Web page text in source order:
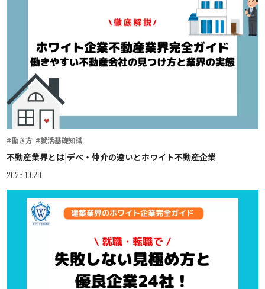
#働き方 #就活基礎知識
不動産業界とは|デベ・仲介の違いとホワイト不動産企業
2025.10.29